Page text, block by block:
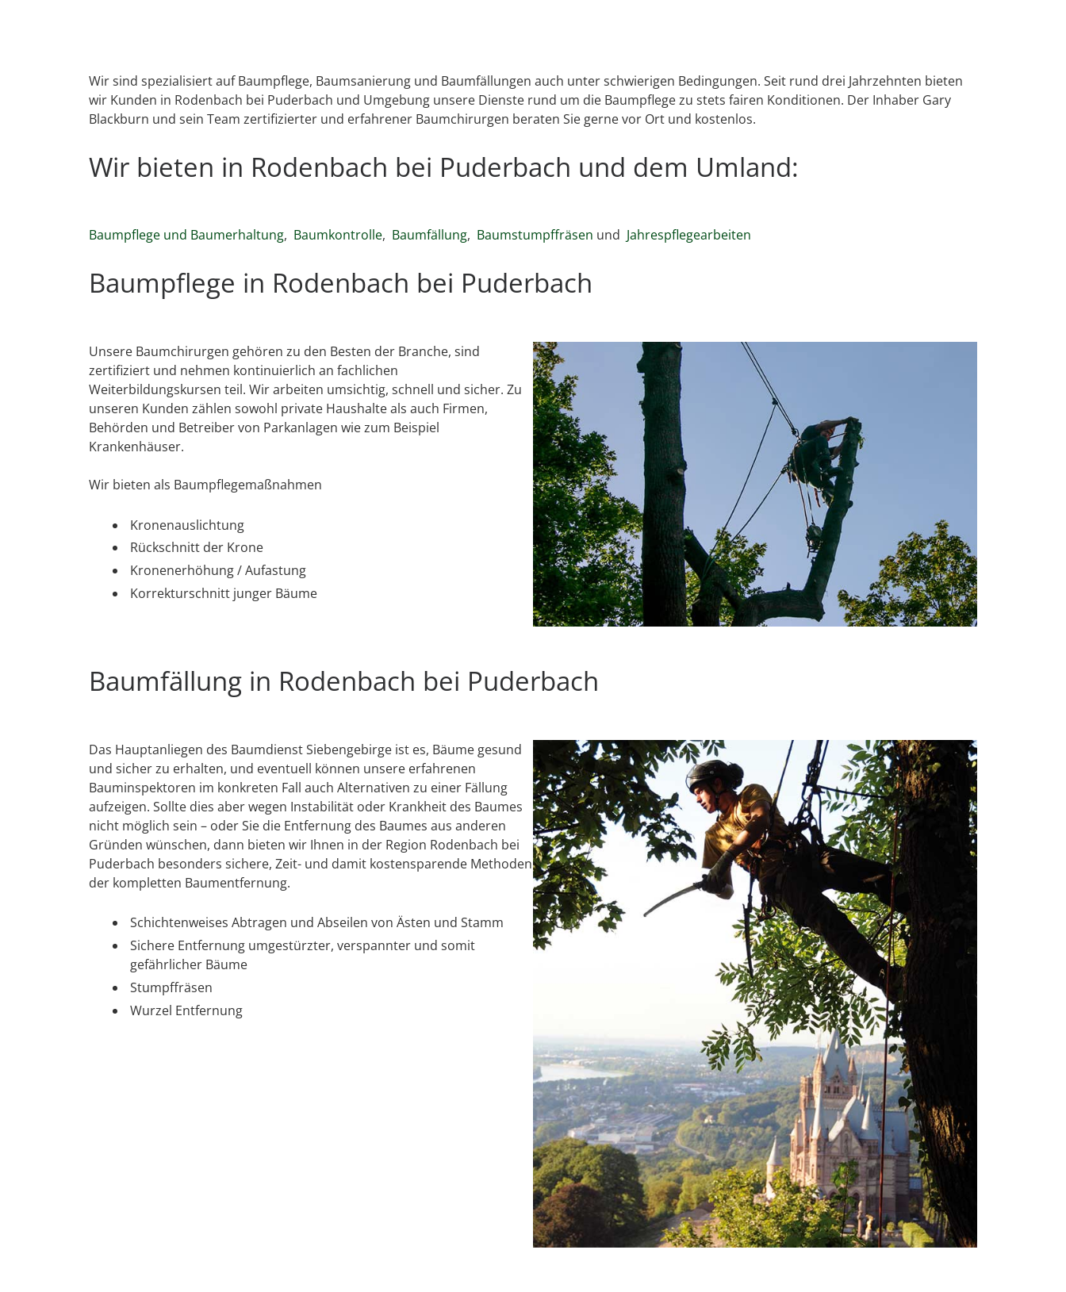
Wir sind spezialisiert auf Baumpflege, Baumsanierung und Baumfällungen auch unter schwierigen Bedingungen. Seit rund drei Jahrzehnten bieten
wir Kunden in Rodenbach bei Puderbach und Umgebung unsere Dienste rund um die Baumpflege zu stets fairen Konditionen. Der Inhaber Gary
Blackburn und sein Team zertifizierter und erfahrener Baumchirurgen beraten Sie gerne vor Ort und kostenlos.
Wir bieten in Rodenbach bei Puderbach und dem Umland:
Baumpflege und Baumerhaltung, Baumkontrolle, Baumfällung, Baumstumpffräsen und Jahrespflegearbeiten
Baumpflege in Rodenbach bei Puderbach
Unsere Baumchirurgen gehören zu den Besten der Branche, sind
zertifiziert und nehmen kontinuierlich an fachlichen
Weiterbildungskursen teil. Wir arbeiten umsichtig, schnell und sicher. Zu
unseren Kunden zählen sowohl private Haushalte als auch Firmen,
Behörden und Betreiber von Parkanlagen wie zum Beispiel
Krankenhäuser.
Wir bieten als Baumpflegemaßnahmen
Kronenauslichtung
Rückschnitt der Krone
Kronenerhöhung / Aufastung
Korrekturschnitt junger Bäume
Baumfällung in Rodenbach bei Puderbach
Das Hauptanliegen des Baumdienst Siebengebirge ist es, Bäume gesund
und sicher zu erhalten, und eventuell können unsere erfahrenen
Bauminspektoren im konkreten Fall auch Alternativen zu einer Fällung
aufzeigen. Sollte dies aber wegen Instabilität oder Krankheit des Baumes
nicht möglich sein – oder Sie die Entfernung des Baumes aus anderen
Gründen wünschen, dann bieten wir Ihnen in der Region Rodenbach bei
Puderbach besonders sichere, Zeit- und damit kostensparende Methoden
der kompletten Baumentfernung.
Schichtenweises Abtragen und Abseilen von Ästen und Stamm
Sichere Entfernung umgestürzter, verspannter und somit
gefährlicher Bäume
Stumpffräsen
Wurzel Entfernung